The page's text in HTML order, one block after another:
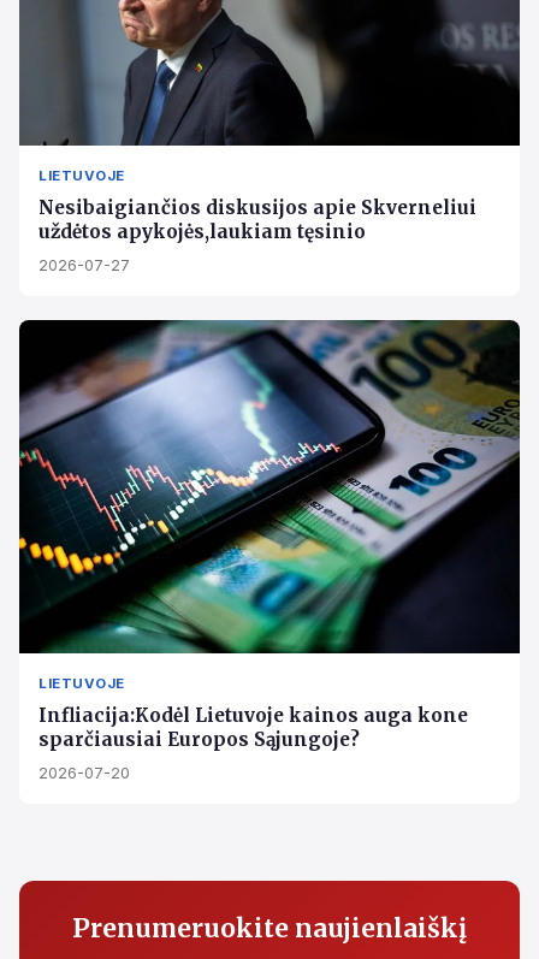
LIETUVOJE
Nesibaigiančios diskusijos apie Skverneliui
uždėtos apykojės,laukiam tęsinio
2026-07-27
LIETUVOJE
Infliacija:Kodėl Lietuvoje kainos auga kone
sparčiausiai Europos Sąjungoje?
2026-07-20
Prenumeruokite naujienlaiškį